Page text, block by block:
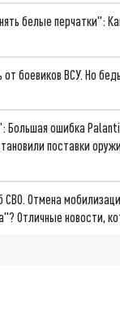
белые перчатки":
от боевиков ВСУ. Но
Большая ошибка
поставки
СВО. Отмена
Отличные новости,